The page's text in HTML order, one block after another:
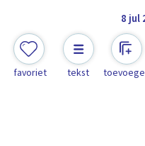
8 jul
favoriet tekst